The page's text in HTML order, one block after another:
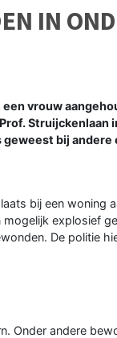
IN
vrouw
Struijckenlaan
bij andere
bij een woning
mogelijk explosief
De politie
Onder andere